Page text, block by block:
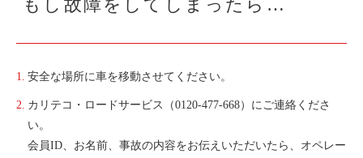
保険補償内容 個人情報の取扱い
環境への取組み 貸渡約款
ご利用の手引き 特定商取引について
サイトマップ
もし故障をしてしまったら…
安全な場所に車を移動させてください。
カリテコ・ロードサービス（0120-477-668）にご連絡くださ
い。
会員ID、 お名前、事故の内容をお伝えいただいたら、オペレー